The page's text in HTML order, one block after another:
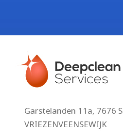
Garstelanden 11a, 7676
VRIEZENVEENSEWIJK